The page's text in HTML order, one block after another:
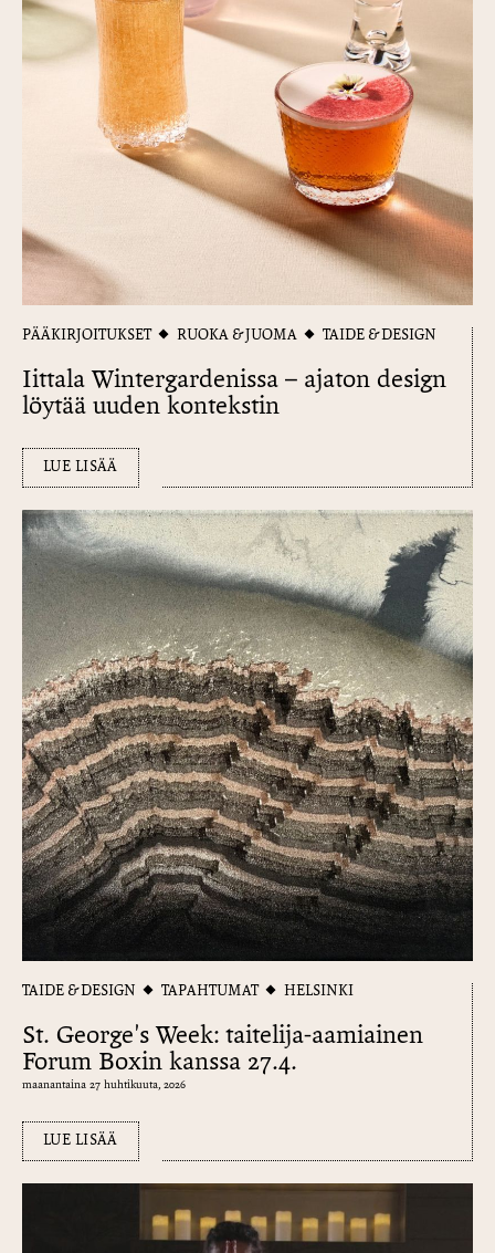
PÄÄKIRJOITUKSET RUOKA & JUOMA TAIDE & DESIGN
Iittala Wintergardenissa – ajaton design
löytää uuden kontekstin
LUE LISÄÄ
TAIDE & DESIGN TAPAHTUMAT HELSINKI
St. George's Week: taitelija-aamiainen
Forum Boxin kanssa 27.4.
maanantaina 27 huhtikuuta, 2026
LUE LISÄÄ